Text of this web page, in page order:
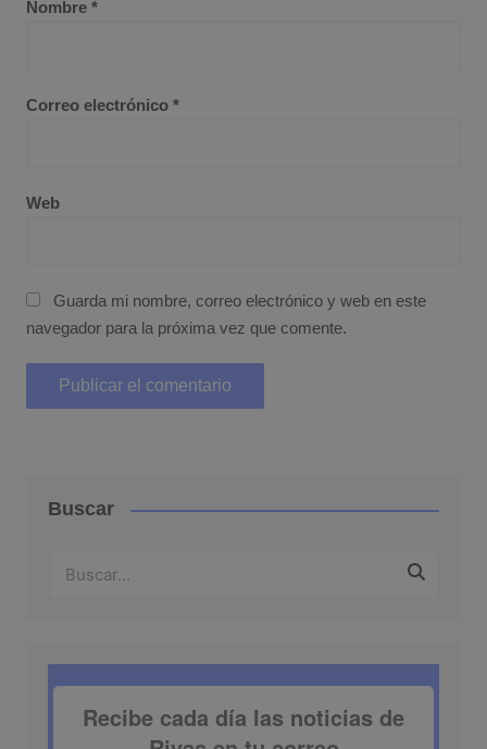
Nombre *
Correo electrónico *
Web
Guarda mi nombre, correo electrónico y web en este
navegador para la próxima vez que comente.
Buscar